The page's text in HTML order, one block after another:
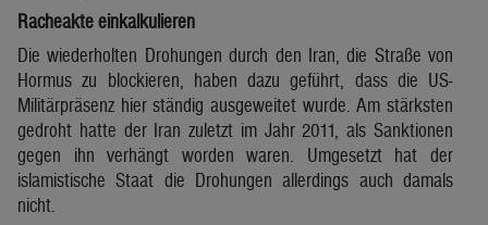
Racheakte einkalkulieren
Die wiederholten Drohungen durch den Iran, die Straße von
Hormus zu blockieren, haben dazu geführt, dass die US-
Militärpräsenz hier ständig ausgeweitet wurde. Am stärksten
gedroht hatte der Iran zuletzt im Jahr 2011, als Sanktionen
gegen ihn verhängt worden waren. Umgesetzt hat der
islamistische Staat die Drohungen allerdings auch damals
nicht.